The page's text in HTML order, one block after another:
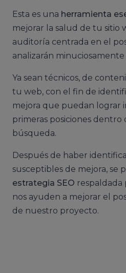
Esta es una herramienta
mejorar la salud de tu sitio
auditoría centrada en el
analizarán minuciosamente
Ya sean técnicos, de
tu web, con el fin de
mejora que puedan lograr
primeras posiciones dentro
búsqueda.
Después de haber
susceptibles de mejora, se
estrategia SEO respaldada
nos ayuden a mejorar el
de nuestro proyecto.